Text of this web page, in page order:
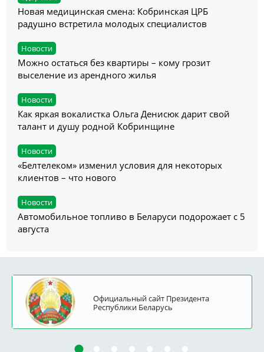
Новая медицинская смена: Кобринская ЦРБ
радушно встретила молодых специалистов
Новости
Можно остаться без квартиры – кому грозит
выселение из арендного жилья
Новости
Как яркая вокалистка Ольга Денисюк дарит свой
талант и душу родной Кобринщине
Новости
«Белтелеком» изменил условия для некоторых
клиентов – что нового
Новости
Автомобильное топливо в Беларуси подорожает с 5
августа
Официальный сайт Президента
Республики Беларусь